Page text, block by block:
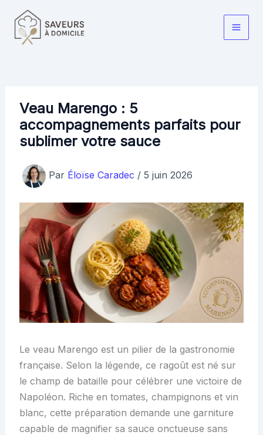
contenu
Main
Veau Marengo : 5
accompagnements parfaits pour
sublimer votre sauce
Par Éloïse Caradec / 5 juin 2026
Le veau Marengo est un pilier de la gastronomie
française. Selon la légende, ce ragoût est né sur
le champ de bataille pour célébrer une victoire de
Napoléon. Riche en tomates, champignons et vin
blanc, cette préparation demande une garniture
capable de magnifier sa sauce onctueuse sans